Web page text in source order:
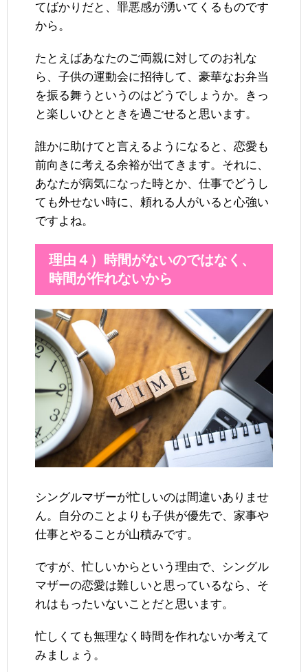
てばかりだと、罪悪感が湧いてくるものです
から。
たとえばあなたのご両親に対してのお礼な
ら、子供の運動会に招待して、豪華なお弁当
を振る舞うというのはどうでしょうか。きっ
と楽しいひとときを過ごせると思います。
誰かに助けてと言えるようになると、恋愛も
前向きに考える余裕が出てきます。それに、
あなたが病気になった時とか、仕事でどうし
ても外せない時に、頼れる人がいると心強い
ですよね。
理由４）時間がないのではなく、
時間が作れないから
シングルマザーが忙しいのは間違いありませ
ん。自分のことよりも子供が優先で、家事や
仕事とやることが山積みです。
ですが、忙しいからという理由で、シングル
マザーの恋愛は難しいと思っているなら、そ
れはもったいないことだと思います。
忙しくても無理なく時間を作れないか考えて
みましょう。